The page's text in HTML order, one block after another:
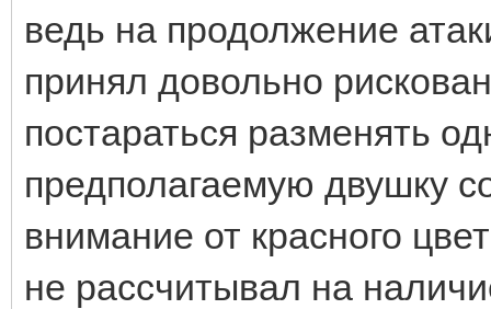
ведь на продолжение
принял довольно
постараться разменять
предполагаемую двушку
внимание от красного
не рассчитывал на